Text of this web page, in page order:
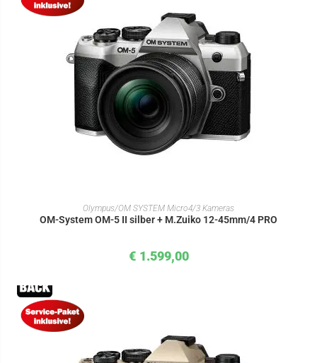
IN DEN WARENKORB
Olympus/OM SYSTEM Micro4/3 Kameras
OM-System OM-5 II silber + M.Zuiko 12-45mm/4 PRO
€ 1.599,00